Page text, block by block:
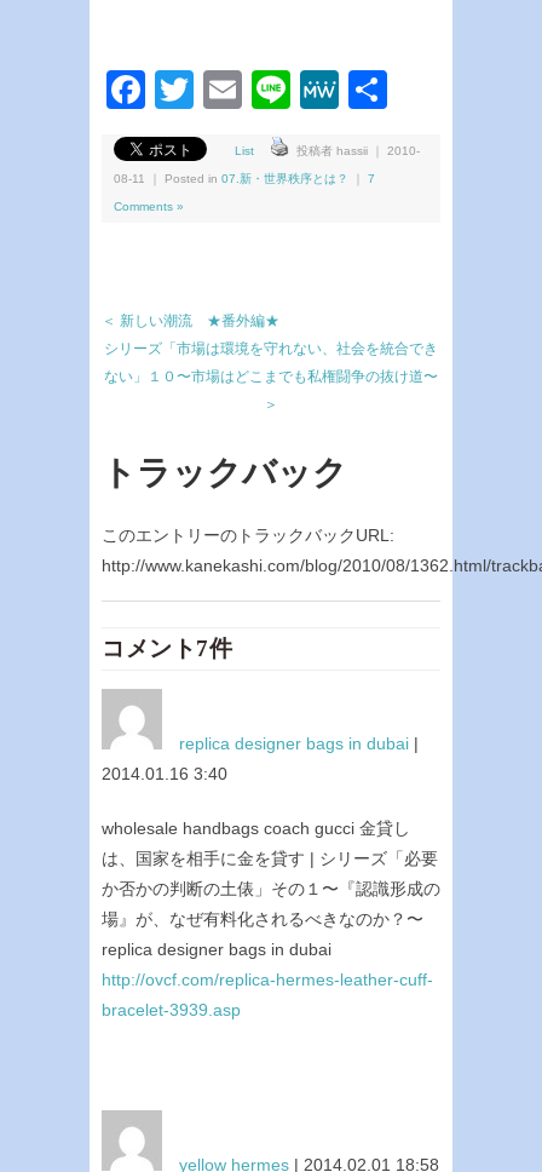
Facebook
Twitter
EmailLineMeWe
List 投稿者 hassii ｜ 2010-
08-11 ｜ Posted in 07.新・世界秩序とは？ 7
Comments »
＜ 新しい潮流 ★番外編★
シリーズ「市場は環境を守れない、社会を統合でき
ない」１０〜市場はどこまでも私権闘争の抜け道〜
＞
トラックバック
このエントリーのトラックバックURL:
http://www.kanekashi.com/blog/2010/08/1362.html/
コメント7件
replica designer bags in dubai |
2014.01.16 3:40
wholesale handbags coach gucci 金貸し
は、国家を相手に金を貸す | シリーズ「必要
か否かの判断の土俵」その１〜『認識形成の
場』が、なぜ有料化されるべきなのか？〜
replica designer bags in dubai
http://ovcf.com/replica-hermes-leather-cuff-
bracelet-3939.asp
yellow hermes | 2014.02.01 18:58